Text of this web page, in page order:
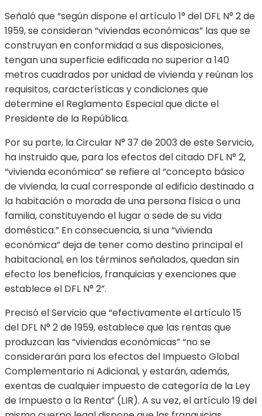
Señaló que “según dispone el artículo 1° del DFL N° 2 de
1959, se consideran “viviendas económicas” las que se
construyan en conformidad a sus disposiciones,
tengan una superficie edificada no superior a 140
metros cuadrados por unidad de vivienda y reúnan los
requisitos, características y condiciones que
determine el Reglamento Especial que dicte el
Presidente de la República.
Por su parte, la Circular N° 37 de 2003 de este Servicio,
ha instruido que, para los efectos del citado DFL N° 2,
“vivienda económica” se refiere al “concepto básico
de vivienda, la cual corresponde al edificio destinado a
la habitación o morada de una persona física o una
familia, constituyendo el lugar o sede de su vida
doméstica.” En consecuencia, si una “vivienda
económica” deja de tener como destino principal el
habitacional, en los términos señalados, quedan sin
efecto los beneficios, franquicias y exenciones que
establece el DFL N° 2”.
Precisó el Servicio que “efectivamente el artículo 15
del DFL N° 2 de 1959, establece que las rentas que
produzcan las “viviendas económicas” “no se
considerarán para los efectos del Impuesto Global
Complementario ni Adicional, y estarán, además,
exentas de cualquier impuesto de categoría de la Ley
de Impuesto a la Renta” (LIR). A su vez, el artículo 19 del